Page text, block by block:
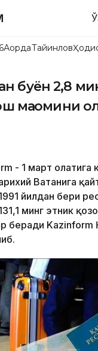
АқордаТайинлов
буён 2,8
мақомини
- 1 март ҳолатига
Ватанига
йилдан бери
минг этник
беради Kazinform